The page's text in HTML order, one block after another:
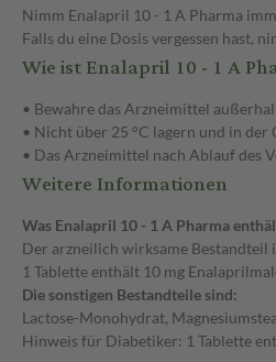
Nimm Enalapril 10 - 1 A Pharma
Falls du eine Dosis vergessen hast,
Wie ist Enalapril 10 - 1 A
• Bewahre das Arzneimittel
• Nicht über 25 °C lagern und in
• Das Arzneimittel nach Ablauf des
Weitere Informationen
Was Enalapril 10 - 1 A Pharma
Der arzneilich wirksame Bestandteil
1 Tablette enthält 10 mg
Die sonstigen Bestandteile sind:
Lactose-Monohydrat,
Hinweis für Diabetiker: 1 Tablette